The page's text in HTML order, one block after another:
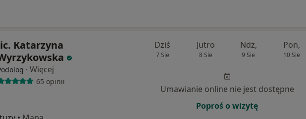
Katarzyna
· Więcej
65 opinii
Dziś
7 Sie
Jutro
8 Sie
Ndz,
9 Sie
Pon,
10 Sie
Umawianie online nie jest dostępne
Poproś o wizytę